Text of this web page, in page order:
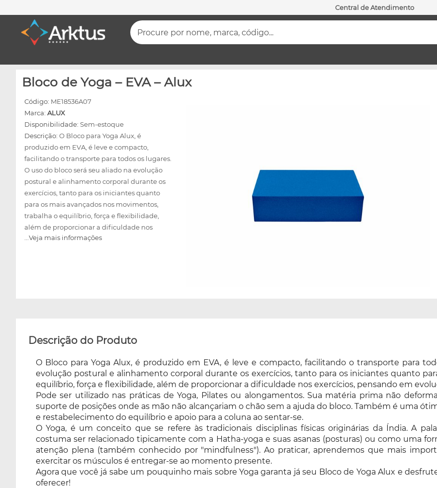
Central de Atendimento
Procure por nome, marca, código...
Bloco de Yoga – EVA – Alux
Código: ME18536A07
Marca: ALUX
Disponibilidade: Sem-estoque
Descrição: O Bloco para Yoga Alux, é
produzido em EVA, é leve e compacto,
facilitando o transporte para todos os lugares.
O uso do bloco será seu aliado na evolução
postural e alinhamento corporal durante os
exercícios, tanto para os iniciantes quanto
para os mais avançados nos movimentos,
trabalha o equilíbrio, força e flexibilidade,
além de proporcionar a dificuldade nos
exercícios, pensando em evolução dentro de
do equilíbrio e apoio para a coluna ao sentar-
tradicionais disciplinas físicas originárias da
Índia. A palavra está associada com as práticas
meditativas, costuma ser relacionado
tipicamente com a Hatha-yoga e suas asanas
(posturas) ou como uma forma de exercícios.
Yoga é a mais antiga prática de atenção plena
(também conhecido por "mindfulness"). Ao
praticar, aprendemos que mais importante do
que desenvolver nossa flexibilidade ou
exercitar os músculos é entregar-se ao
momento presente. Agora que você já sabe
...Veja mais informações
Descrição do Produto
O Bloco para Yoga Alux, é produzido em EVA, é leve e compacto, facilitando o transporte para
evolução postural e alinhamento corporal durante os exercícios, tanto para os iniciantes quanto
equilíbrio, força e flexibilidade, além de proporcionar a dificuldade nos exercícios, pensando em
Pode ser utilizado nas práticas de Yoga, Pilates ou alongamentos. Sua matéria prima não
suporte de posições onde as mão não alcançariam o chão sem a ajuda do bloco. Também é uma
e restabelecimento do equilíbrio e apoio para a coluna ao sentar-se.
O Yoga, é um conceito que se refere às tradicionais disciplinas físicas originárias da Índia. A
costuma ser relacionado tipicamente com a Hatha-yoga e suas asanas (posturas) ou como uma
atenção plena (também conhecido por "mindfulness"). Ao praticar, aprendemos que mais
exercitar os músculos é entregar-se ao momento presente.
Agora que você já sabe um pouquinho mais sobre Yoga garanta já seu Bloco de Yoga Alux e
oferecer!